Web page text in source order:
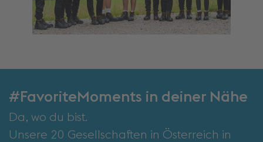
#FavoriteMoments in deiner Nähe
Da, wo du bist.
Unsere 20 Gesellschaften in Österreich in